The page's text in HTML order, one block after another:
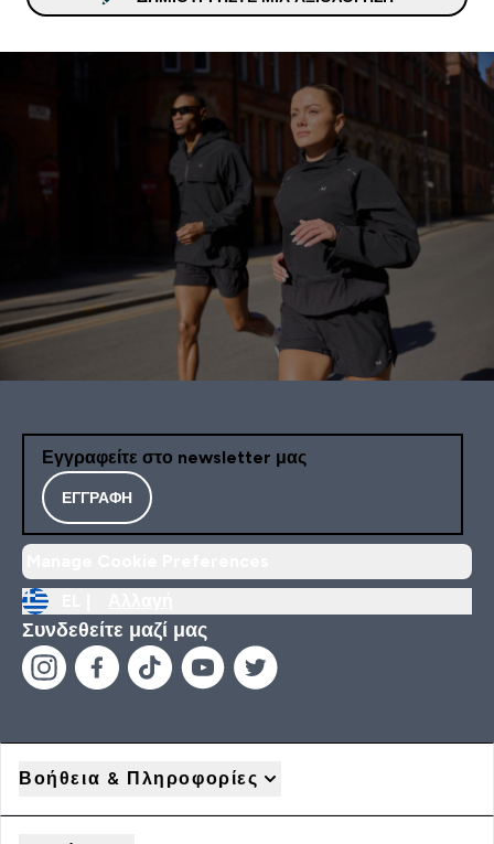
Εγγραφείτε στο newsletter μας
ΕΓΓΡΑΦΉ
Συνδεθείτε μαζί μας
Βοήθεια & Πληροφορίες